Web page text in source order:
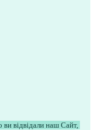
відвідали наш Сайт,